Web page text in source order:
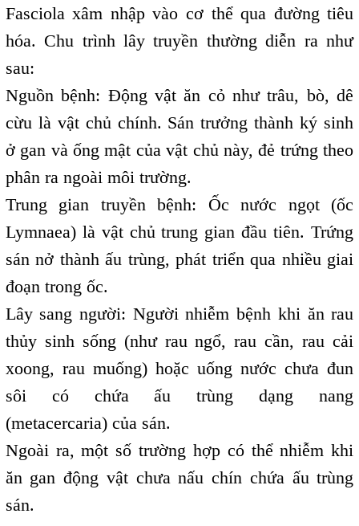
Fasciola xâm nhập vào cơ thể qua đường tiêu
hóa. Chu trình lây truyền thường diễn ra như
sau:
Nguồn bệnh: Động vật ăn cỏ như trâu, bò, dê
cừu là vật chủ chính. Sán trưởng thành ký sinh
ở gan và ống mật của vật chủ này, đẻ trứng theo
phân ra ngoài môi trường.
Trung gian truyền bệnh: Ốc nước ngọt (ốc
Lymnaea) là vật chủ trung gian đầu tiên. Trứng
sán nở thành ấu trùng, phát triển qua nhiều giai
đoạn trong ốc.
Lây sang người: Người nhiễm bệnh khi ăn rau
thủy sinh sống (như rau ngổ, rau cần, rau cải
xoong, rau muống) hoặc uống nước chưa đun
sôi có chứa ấu trùng dạng nang
(metacercaria) của sán.
Ngoài ra, một số trường hợp có thể nhiễm khi
ăn gan động vật chưa nấu chín chứa ấu trùng
sán.